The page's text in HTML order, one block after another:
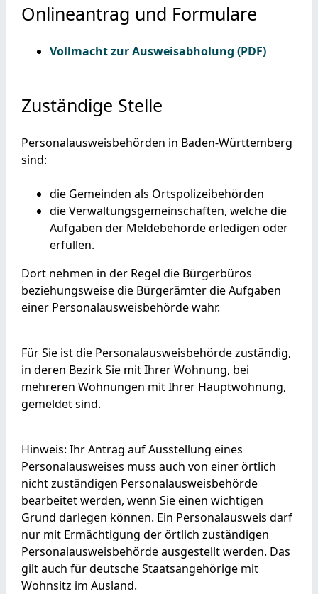
Onlineantrag und Formulare
Vollmacht zur Ausweisabholung (PDF)
Zuständige Stelle
Personalausweisbehörden in Baden-Württemberg
sind:
die Gemeinden als Ortspolizeibehörden
die Verwaltungsgemeinschaften, welche die
Aufgaben der Meldebehörde erledigen oder
erfüllen.
Dort nehmen in der Regel die Bürgerbüros
beziehungsweise die Bürgerämter die Aufgaben
einer Personalausweisbehörde wahr.
Für Sie ist die Personalausweisbehörde zuständig,
in deren Bezirk Sie mit Ihrer Wohnung, bei
mehreren Wohnungen mit Ihrer Hauptwohnung,
gemeldet sind.
Hinweis: Ihr Antrag auf Ausstellung eines
Personalausweises muss auch von einer örtlich
nicht zuständigen Personalausweisbehörde
bearbeitet werden, wenn Sie einen wichtigen
Grund darlegen können. Ein Personalausweis darf
nur mit Ermächtigung der örtlich zuständigen
Personalausweisbehörde ausgestellt werden. Das
gilt auch für deutsche Staatsangehörige mit
Wohnsitz im Ausland.